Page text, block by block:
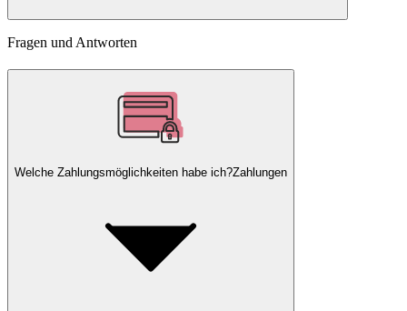
Fragen und Antworten
Welche Zahlungsmöglichkeiten habe ich?Zahlungen